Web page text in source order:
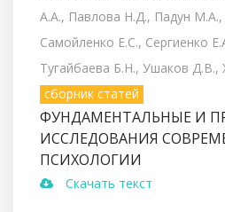
А.А., Павлова Н.Д., Падун
Самойленко Е.С., Сергиенко
Тугайбаева Б.Н., Ушаков Д.В.,
сборник статей
ФУНДАМЕНТАЛЬНЫЕ И
ИССЛЕДОВАНИЯ
ПСИХОЛОГИИ
Скачать текст